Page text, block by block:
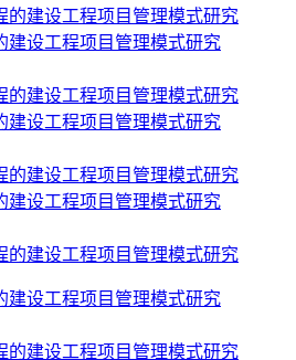
建设工程项目管理模式研究
建设工程项目管理模式研究
建设工程项目管理模式研究
建设工程项目管理模式研究